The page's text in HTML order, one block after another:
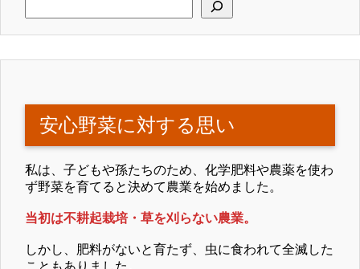
安心野菜に対する思い
私は、子どもや孫たちのため、化学肥料や農薬を使わ
ず野菜を育てると決めて農業を始めました。
当初は不耕起栽培・草を刈らない農業。
しかし、肥料がないと育たず、虫に食われて全滅した
こともありました。